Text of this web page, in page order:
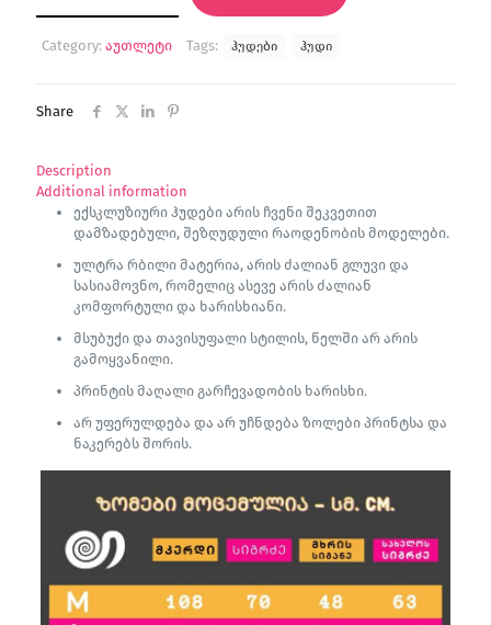
Category: აუთლეტი Tags: ჰუდები ჰუდი
Share
Description
Additional information
ექსკლუზიური ჰუდები არის ჩვენი შეკვეთით
დამზადებული, შეზღუდული რაოდენობის მოდელები.
ულტრა რბილი მატერია, არის ძალიან გლუვი და
სასიამოვნო, რომელიც ასევე არის ძალიან
კომფორტული და ხარისხიანი.
მსუბუქი და თავისუფალი სტილის, წელში არ არის
გამოყვანილი.
პრინტის მაღალი გარჩევადობის ხარისხი.
არ უფერულდება და არ უჩნდება ზოლები პრინტსა და
ნაკერებს შორის.